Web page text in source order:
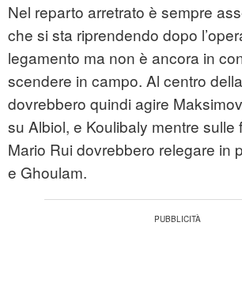
Nel reparto arretrato è sempre
che si sta riprendendo dopo
legamento ma non è ancora in
scendere in campo. Al centro
dovrebbero quindi agire
su Albiol, e Koulibaly mentre sulle
Mario Rui dovrebbero relegare in
e Ghoulam.